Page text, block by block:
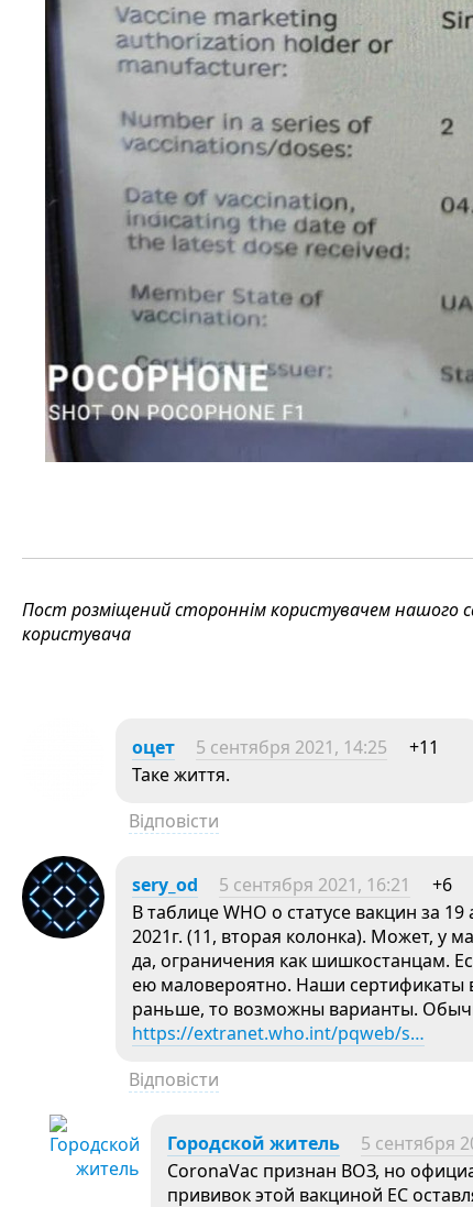
Пост розміщений стороннім користувачем нашого
користувача
оцет 5 сентября 2021, 14:25
+11
Таке життя.
Відповісти
sery_od 5 сентября 2021, 16:21
+6
В таблице WHO о статусе вакцин за
2021г. (11, вторая колонка). Может, у
да, ограничения как шишкостанцам.
ею маловероятно. Наши сертификаты
раньше, то возможны варианты.
https://extranet.who.int/pqweb/s…
Відповісти
Городской житель 5 сентября
CoronaVac признан ВОЗ, но
прививок этой вакциной ЕС